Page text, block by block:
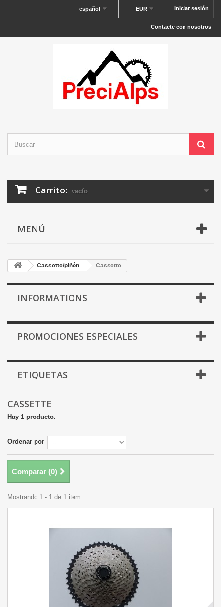
Iniciar sesión
EUR
español
Contacte con nosotros
Carrito: vacío
MENÚ
Cassette/piñón Cassette
INFORMATIONS
PROMOCIONES ESPECIALES
ETIQUETAS
CASSETTE
Hay 1 producto.
Ordenar por
Comparar (0)
Mostrando 1 - 1 de 1 item